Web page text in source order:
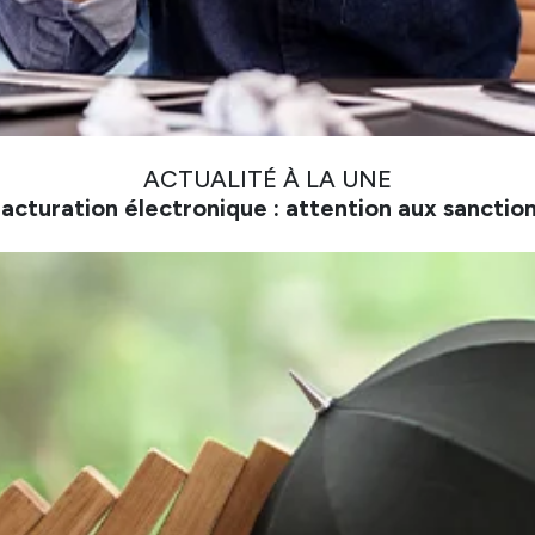
ACTUALITÉ À LA UNE
électronique : attention aux